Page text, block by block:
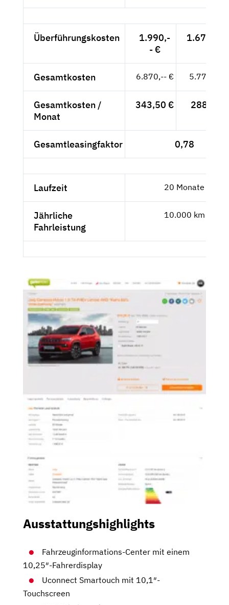
Überführungskosten
1.990,-
- €
1.672,27
Gesamtkosten 6.870,-- € 5.773,11
Gesamtkosten /
Monat
343,50 € 288,66 €
Gesamtleasingfaktor 0,78
Laufzeit 20 Monate
Jährliche
Fahrleistung
10.000 km
Ausstattungshighlights
Fahrzeuginformations-Center mit einem
10,25″-Fahrerdisplay
Uconnect Smartouch mit 10,1″-
Touchscreen